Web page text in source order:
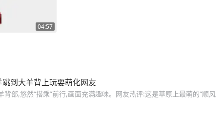
04:57
到大羊背上玩耍萌化网友
部,悠然“搭乘”前行,画面充满趣味。网友热评:这是草原上最萌的“顺风